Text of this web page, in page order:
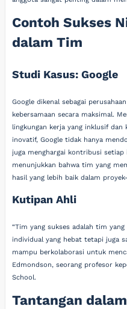
Contoh Sukses
dalam Tim
Studi Kasus: Google
Google dikenal sebagai
kebersamaan secara maksimal.
lingkungan kerja yang inklusif
inovatif, Google tidak hanya
juga menghargai kontribusi
menunjukkan bahwa tim yang
hasil yang lebih baik dalam
Kutipan Ahli
“Tim yang sukses adalah tim
individual yang hebat tetapi juga
mampu berkolaborasi untuk
Edmondson, seorang profesor
School.
Tantangan